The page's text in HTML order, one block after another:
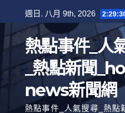
至
內
週日. 八月 9th, 2026
熱點事件_人
_熱點新聞
news新聞網
熱點事件_人氣搜尋_熱點